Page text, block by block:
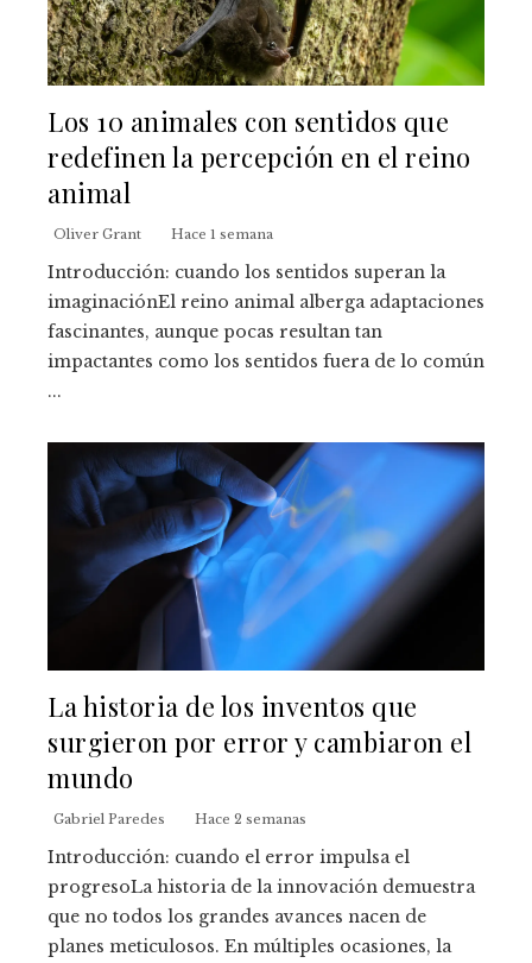
Los 10 animales con sentidos que
redefinen la percepción en el reino
animal
Oliver Grant Hace 1 semana
Introducción: cuando los sentidos superan la
imaginaciónEl reino animal alberga adaptaciones
fascinantes, aunque pocas resultan tan
impactantes como los sentidos fuera de lo común
...
La historia de los inventos que
surgieron por error y cambiaron el
mundo
Gabriel Paredes Hace 2 semanas
Introducción: cuando el error impulsa el
progresoLa historia de la innovación demuestra
que no todos los grandes avances nacen de
planes meticulosos. En múltiples ocasiones, la